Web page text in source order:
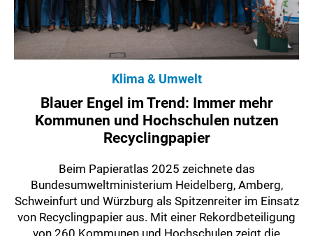
Klima & Umwelt
Blauer Engel im Trend: Immer mehr
Kommunen und Hochschulen nutzen
Recyclingpapier
Beim Papieratlas 2025 zeichnete das
Bundesumweltministerium Heidelberg, Amberg,
Schweinfurt und Würzburg als Spitzenreiter im Einsatz
von Recyclingpapier aus. Mit einer Rekordbeteiligung